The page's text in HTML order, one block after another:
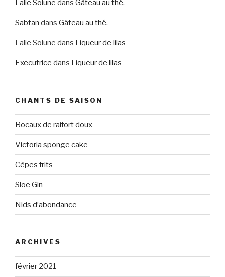
Lalie Solune dans Gâteau au thé.
Sabtan dans Gâteau au thé.
Lalie Solune dans Liqueur de lilas
Executrice dans Liqueur de lilas
CHANTS DE SAISON
Bocaux de raifort doux
Victoria sponge cake
Cèpes frits
Sloe Gin
Nids d’abondance
ARCHIVES
février 2021